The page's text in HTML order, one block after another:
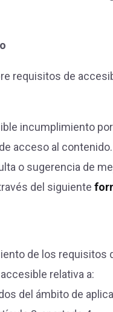
requisitos de
incumplimiento
acceso al contenido.
o sugerencia de
del siguiente
de los requisitos
relativa a:
del ámbito de